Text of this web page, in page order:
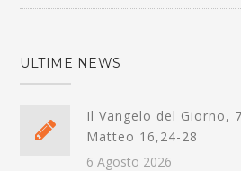
ULTIME NEWS
Il Vangelo del Giorno,
Matteo 16,24-28
6 Agosto 2026